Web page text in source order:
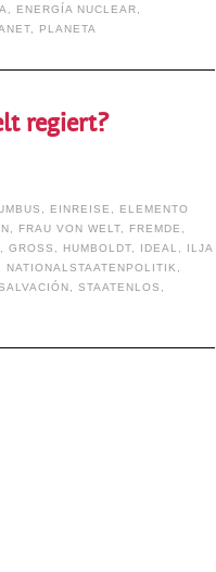
ENERGÍA NUCLEAR
, PLANETA
regiert?
EINREISE
ELEMENTO
FRAU VON WELT FREMDE
GROSS HUMBOLDT IDEAL
ILJA
NATIONALSTAATENPOLITIK
,STAATENLOS